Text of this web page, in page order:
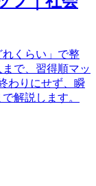
くらい」で整
で、習得順マッ
わりにせず、瞬
解説します。